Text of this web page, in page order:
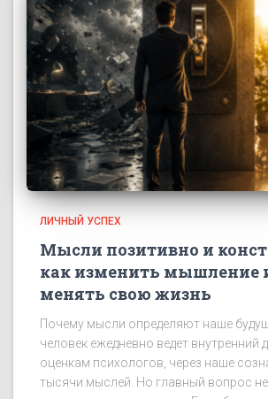
ЛИЧНЫЙ УСПЕХ
Мысли позитивно и
как изменить мышление
менять свою жизнь
Почему мысли определяют наше
человек ежедневно ведет внутренний
оценкам психологов, через наше
тысячи мыслей. Но главный вопрос не